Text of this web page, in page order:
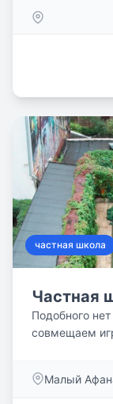
частная школа
Частная
Подобного
совмещаем
творческую
Малый